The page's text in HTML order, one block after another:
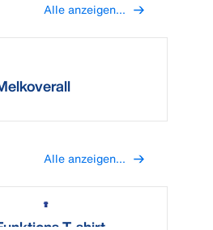
Alle anzeigen...
Alle anzeigen...